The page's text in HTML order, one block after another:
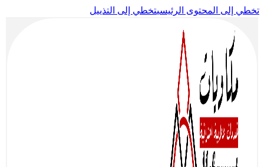
تخطي إلى المحتوى الرئيسيتخطي إلى التذييل